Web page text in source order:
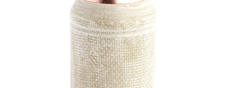
Оформление заказа
Пример страницы